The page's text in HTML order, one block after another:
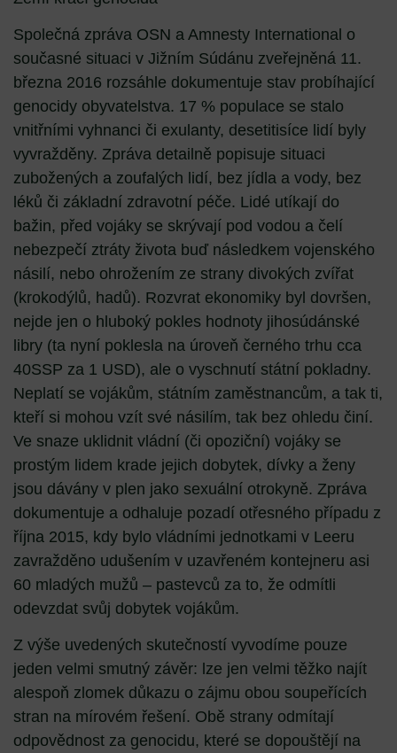
Společná zpráva OSN a Amnesty International o
současné situaci v Jižním Súdánu zveřejněná 11.
března 2016 rozsáhle dokumentuje stav probíhající
genocidy obyvatelstva. 17 % populace se stalo
vnitřními vyhnanci či exulanty, desetitisíce lidí byly
vyvražděny. Zpráva detailně popisuje situaci
zubožených a zoufalých lidí, bez jídla a vody, bez
léků či základní zdravotní péče. Lidé utíkají do
bažin, před vojáky se skrývají pod vodou a čelí
nebezpečí ztráty života buď následkem vojenského
násilí, nebo ohrožením ze strany divokých zvířat
(krokodýlů, hadů). Rozvrat ekonomiky byl dovršen,
nejde jen o hluboký pokles hodnoty jihosúdánské
libry (ta nyní poklesla na úroveň černého trhu cca
40SSP za 1 USD), ale o vyschnutí státní pokladny.
Neplatí se vojákům, státním zaměstnancům, a tak ti,
kteří si mohou vzít své násilím, tak bez ohledu činí.
Ve snaze uklidnit vládní (či opoziční) vojáky se
prostým lidem krade jejich dobytek, dívky a ženy
jsou dávány v plen jako sexuální otrokyně. Zpráva
dokumentuje a odhaluje pozadí otřesného případu z
října 2015, kdy bylo vládními jednotkami v Leeru
zavražděno udušením v uzavřeném kontejneru asi
60 mladých mužů – pastevců za to, že odmítli
odevzdat svůj dobytek vojákům.
Z výše uvedených skutečností vyvodíme pouze
jeden velmi smutný závěr: lze jen velmi těžko najít
alespoň zlomek důkazu o zájmu obou soupeřících
stran na mírovém řešení. Obě strany odmítají
odpovědnost za genocidu, které se dopouštějí na